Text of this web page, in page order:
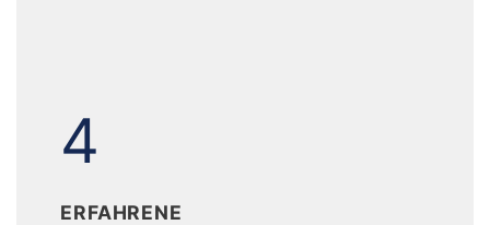
4
ERFAHRENE